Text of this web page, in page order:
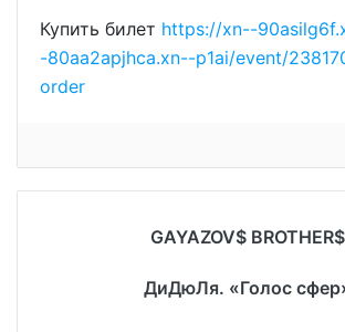
Купить билет https://xn--
-80aa2apjhca.xn--p1ai/event/
order
GAYAZOV$ BROTHER$
ДиДюЛя. «Голос